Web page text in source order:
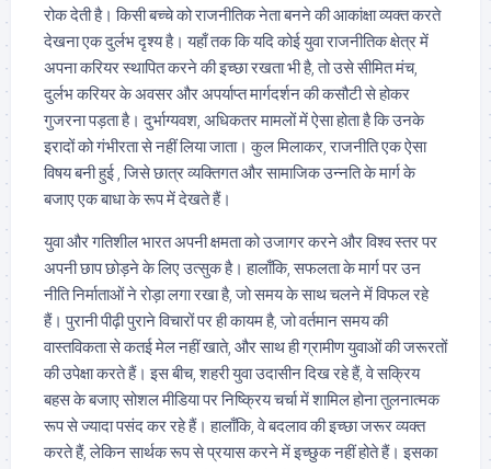
रोक देती है। किसी बच्चे को राजनीतिक नेता बनने की आकांक्षा व्यक्त करते
देखना एक दुर्लभ दृश्य है। यहाँ तक ​​कि यदि कोई युवा राजनीतिक क्षेत्र में
अपना करियर स्थापित करने की इच्छा रखता भी है, तो उसे सीमित मंच,
दुर्लभ करियर के अवसर और अपर्याप्त मार्गदर्शन की कसौटी से होकर
गुजरना पड़ता है। दुर्भाग्यवश, अधिकतर मामलों में ऐसा होता है कि उनके
इरादों को गंभीरता से नहीं लिया जाता। कुल मिलाकर, राजनीति एक ऐसा
विषय बनी हुई , जिसे छात्र व्यक्तिगत और सामाजिक उन्नति के मार्ग के
बजाए एक बाधा के रूप में देखते हैं।
युवा और गतिशील भारत अपनी क्षमता को उजागर करने और विश्व स्तर पर
अपनी छाप छोड़ने के लिए उत्सुक है। हालाँकि, सफलता के मार्ग पर उन
नीति निर्माताओं ने रोड़ा लगा रखा है, जो समय के साथ चलने में विफल रहे
हैं। पुरानी पीढ़ी पुराने विचारों पर ही कायम है, जो वर्तमान समय की
वास्तविकता से कतई मेल नहीं खाते, और साथ ही ग्रामीण युवाओं की जरूरतों
की उपेक्षा करते हैं। इस बीच, शहरी युवा उदासीन दिख रहे हैं, वे सक्रिय
बहस के बजाए सोशल मीडिया पर निष्क्रिय चर्चा में शामिल होना तुलनात्मक
रूप से ज्यादा पसंद कर रहे हैं। हालाँकि, वे बदलाव की इच्छा जरूर व्यक्त
करते हैं, लेकिन सार्थक रूप से प्रयास करने में इच्छुक नहीं होते हैं। इसका